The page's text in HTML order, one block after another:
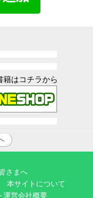
籍はコチラから
さまへ
本サイトについて
運営会社概要